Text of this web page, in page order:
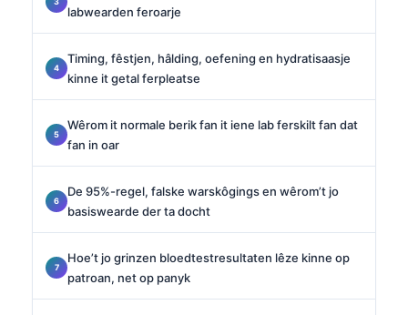
labwearden feroarje
Timing, fêstjen, hâlding, oefening en hydratisaasje
kinne it getal ferpleatse
Wêrom it normale berik fan it iene lab ferskilt fan dat
fan in oar
De 95%-regel, falske warskôgings en wêrom’t jo
basiswearde der ta docht
Hoe’t jo grinzen bloedtestresultaten lêze kinne op
patroan, net op panyk